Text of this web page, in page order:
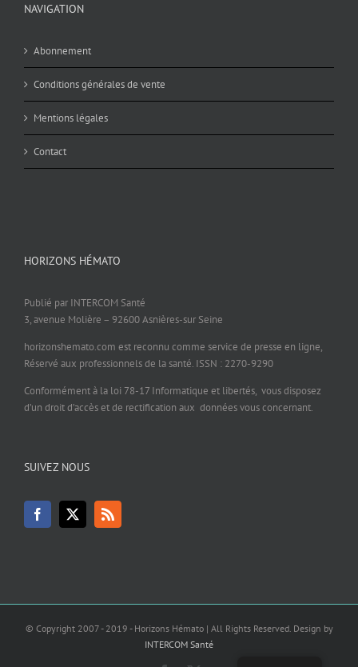
NAVIGATION
Abonnement
Conditions générales de vente
Mentions légales
Contact
HORIZONS HÉMATO
Publié par INTERCOM Santé
3, avenue Molière – 92600 Asnières-sur Seine
horizonshemato.com est reconnu comme service de presse en ligne,
Réservé aux professionnels de la santé. ISSN : 2270-9290
Conformément à la loi 78-17 Informatique et libertés, vous disposez
d’un droit d’accès et de rectification aux données vous concernant.
SUIVEZ NOUS
© Copyright 2007 - 2019 - Horizons Hémato | All Rights Reserved. Design by
INTERCOM Santé